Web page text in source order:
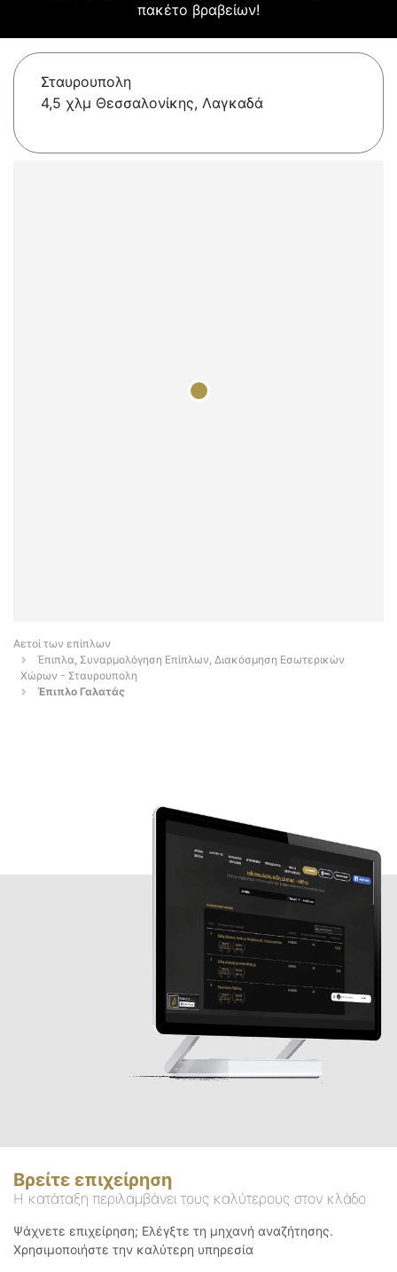
πακέτο βραβείων!
Σταυρουπολη
4,5 χλμ Θεσσαλονίκης, Λαγκαδά
Αετοί των επίπλων
Έπιπλα, Συναρμολόγηση Επίπλων, Διακόσμηση Εσωτερικών
Χώρων - Σταυρουπολη
Έπιπλο Γαλατάς
Βρείτε επιχείρηση
Η κατάταξη περιλαμβάνει τους καλύτερους στον κλάδο
Ψάχνετε επιχείρηση; Ελέγξτε τη μηχανή αναζήτησης.
Χρησιμοποιήστε την καλύτερη υπηρεσία